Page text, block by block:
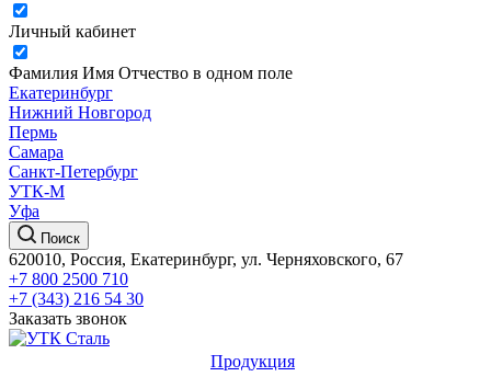
Личный кабинет
Фамилия Имя Отчество в одном поле
Екатеринбург
Нижний Новгород
Пермь
Самара
Санкт-Петербург
УТК-М
Уфа
Поиск
620010, Россия, Екатеринбург, ул. Черняховского, 67
+7 800 2500 710
+7 (343) 216 54 30
Заказать звонок
Продукция